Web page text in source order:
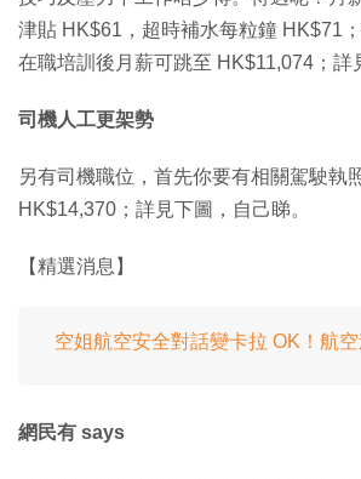
津貼 HK$61，超時補水每粒鐘 HK$71
在職培訓後月薪可跳至 HK$11,074；詳
司機人工更架勢
另有司機職位，首先你要有相關駕駛執
HK$14,370；詳見下圖，自己睇。
【精選消息】
空姐航空安全對話變卡拉 OK！航
網民有 says